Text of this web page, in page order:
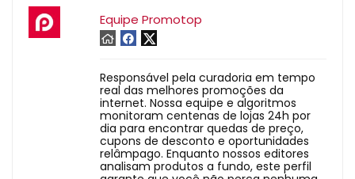
Equipe Promotop
Responsável pela curadoria em tempo
real das melhores promoções da
internet. Nossa equipe e algoritmos
monitoram centenas de lojas 24h por
dia para encontrar quedas de preço,
cupons de desconto e oportunidades
relâmpago. Enquanto nossos editores
analisam produtos a fundo, este perfil